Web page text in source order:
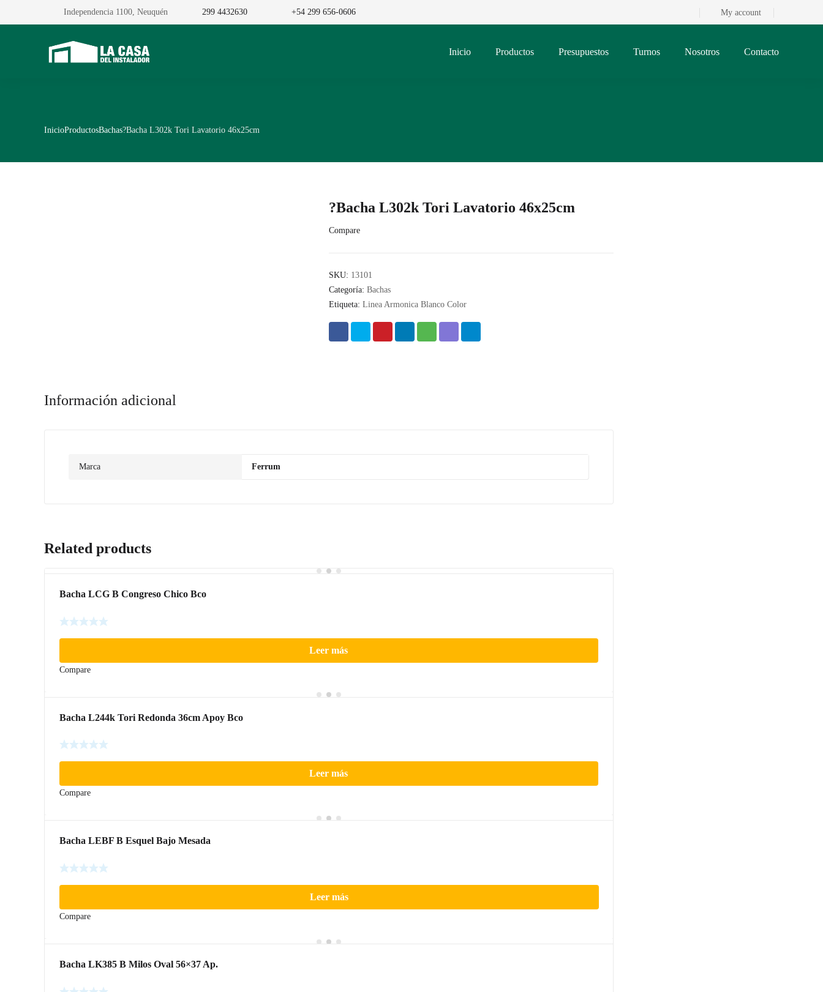
My account
Independencia 1100, Neuquén 299 4432630 +54 299 656-0606
Inicio Productos Presupuestos Turnos Nosotros Contacto
InicioProductosBachas?Bacha L302k Tori Lavatorio 46x25cm
?Bacha L302k Tori Lavatorio 46x25cm
Compare
SKU: 13101
Categoría: Bachas
Etiqueta: Linea Armonica Blanco Color
Información adicional
Marca Ferrum
Related products
Bacha LCG B Congreso Chico Bco
Leer más
Compare
Bacha L244k Tori Redonda 36cm Apoy Bco
Leer más
Compare
Bacha LEBF B Esquel Bajo Mesada
Leer más
Compare
Bacha LK385 B Milos Oval 56×37 Ap.